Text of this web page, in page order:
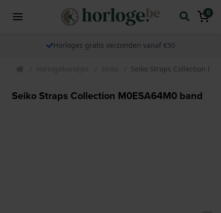
0
Horloges gratis verzonden vanaf €50
Horlogebandjes Seiko Seiko Straps Collection
Seiko Straps Collection M0ESA64M0 band